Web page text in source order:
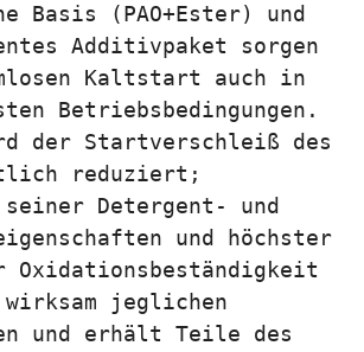
Basis (PAO+Ester) und
Additivpaket sorgen
Kaltstart auch in
Betriebsbedingungen.
der Startverschleiß des
reduziert;
Detergent- und
und höchster
Oxidationsbeständigkeit
jeglichen
und erhält Teile des